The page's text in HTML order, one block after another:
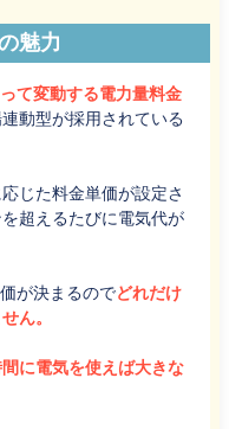
魅力
て変動する電力量料金
動型が採用されている
じた料金単価が設定さ
超えるたびに電気代が
が決まるのでどれだけ
ん。
に電気を使えば大きな